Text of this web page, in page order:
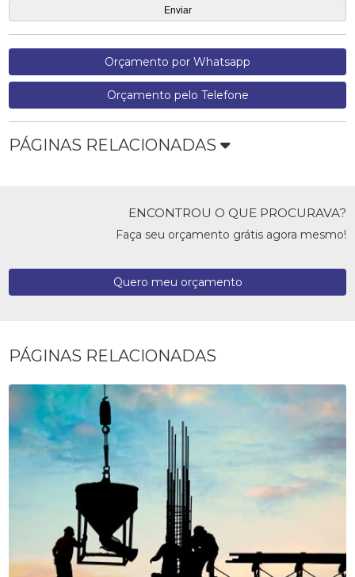
Orçamento por Whatsapp
Orçamento pelo Telefone
PÁGINAS RELACIONADAS
ENCONTROU O QUE PROCURAVA?
Faça seu orçamento grátis agora mesmo!
Quero meu orçamento
PÁGINAS RELACIONADAS